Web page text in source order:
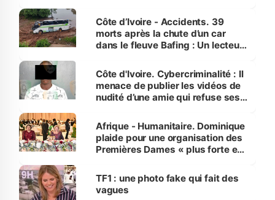
Côte d’Ivoire - Accidents. 39
morts après la chute d’un car
dans le fleuve Bafing : Un lecteur
des Transports
Côte d'Ivoire. Cybercriminalité : Il
menace de publier les vidéos de
nudité d’une amie qui refuse ses
Afrique - Humanitaire. Dominique
plaide pour une organisation des
Premières Dames « plus forte et
sur la scène internationale »
TF1 : une photo fake qui fait des
vagues